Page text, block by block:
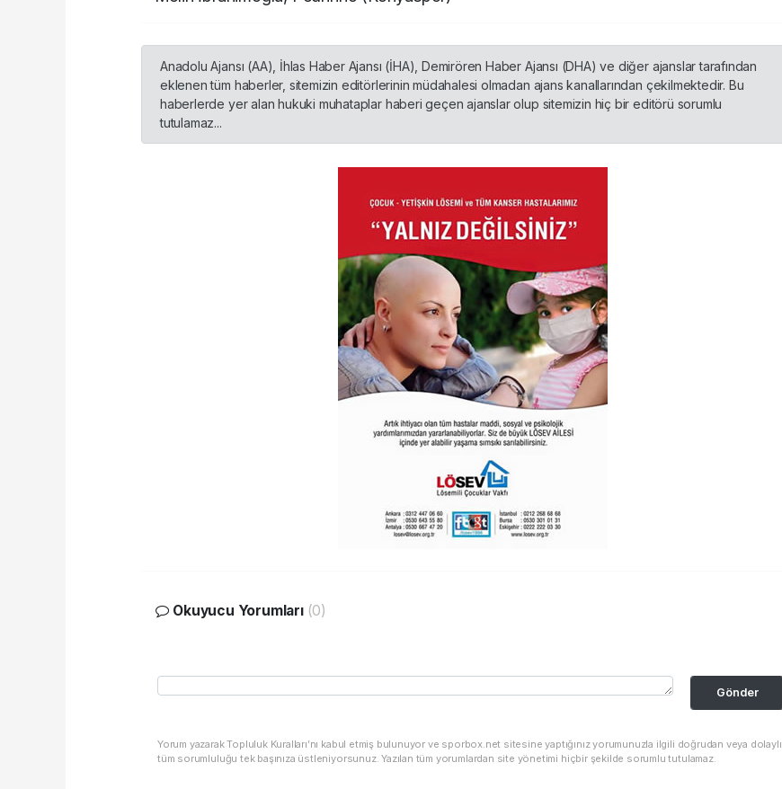
Anadolu Ajansı (AA), İhlas Haber Ajansı (İHA), Demirören Haber Ajansı (DHA) ve diğer ajanslar tarafından
eklenen tüm haberler, sitemizin editörlerinin müdahalesi olmadan ajans kanallarından çekilmektedir. Bu
haberlerde yer alan hukuki muhataplar haberi geçen ajanslar olup sitemizin hiç bir editörü sorumlu
tutulamaz...
Okuyucu Yorumları (0)
Gönder
Yorum yazarak Topluluk Kuralları’nı kabul etmiş bulunuyor ve sporbox.net sitesine yaptığınız yorumunuzla ilgili doğrudan veya dolaylı
tüm sorumluluğu tek başınıza üstleniyorsunuz. Yazılan tüm yorumlardan site yönetimi hiçbir şekilde sorumlu tutulamaz.